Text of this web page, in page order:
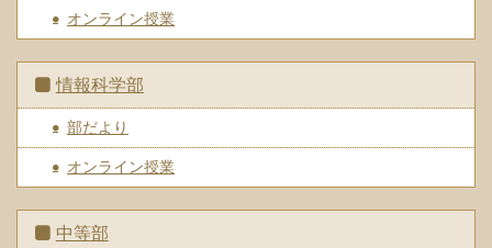
オンライン授業
情報科学部
部だより
オンライン授業
中等部